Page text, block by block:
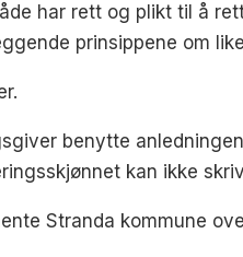
har rett og plikt til å
prinsippene om
benytte
kan ikke
Stranda kommune